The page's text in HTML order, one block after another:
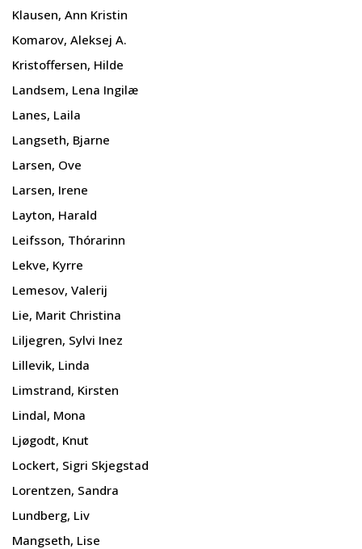
Klausen, Ann Kristin
Komarov, Aleksej A.
Kristoffersen, Hilde
Landsem, Lena Ingilæ
Lanes, Laila
Langseth, Bjarne
Larsen, Ove
Larsen, Irene
Layton, Harald
Leifsson, Thórarinn
Lekve, Kyrre
Lemesov, Valerij
Lie, Marit Christina
Liljegren, Sylvi Inez
Lillevik, Linda
Limstrand, Kirsten
Lindal, Mona
Ljøgodt, Knut
Lockert, Sigri Skjegstad
Lorentzen, Sandra
Lundberg, Liv
Mangseth, Lise